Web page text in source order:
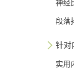
神经
段落
针对
实用